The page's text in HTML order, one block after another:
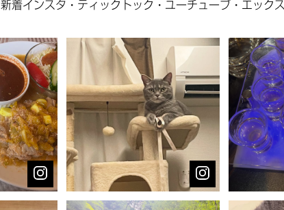
新着インスタ・ティックトック・ユーチューブ・エックス